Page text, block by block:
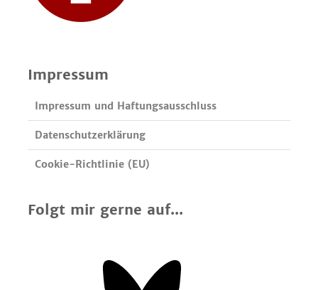
Impressum
Impressum und Haftungsausschluss
Datenschutzerklärung
Cookie-Richtlinie (EU)
Folgt mir gerne auf...